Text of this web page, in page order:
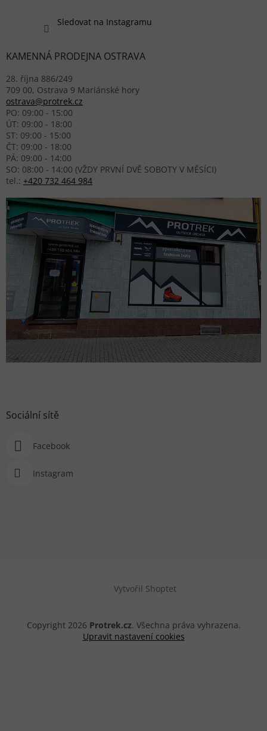
Sledovat na Instagramu
KAMENNÁ PRODEJNA OSTRAVA
28. října 886/249
709 00, Ostrava 9 Mariánské hory
ostrava@protrek.cz
PO: 09:00 - 15:00
ÚT: 09:00 - 18:00
ST: 09:00 - 15:00
ČT: 09:00 - 18:00
PÁ: 09:00 - 14:00
SO: 08:00 - 14:00 (VŽDY PRVNÍ DVĚ SOBOTY V MĚSÍCI)
tel.: +420 732 464 984
Sociální sítě
Facebook
Instagram
Vytvořil Shoptet
Copyright 2026 Protrek.cz. Všechna práva vyhrazena.
Upravit nastavení cookies